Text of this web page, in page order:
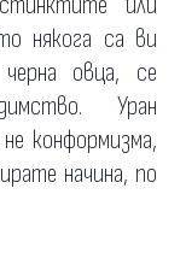
някога са ви
овца, се
Уран
конформизма,
начина, по